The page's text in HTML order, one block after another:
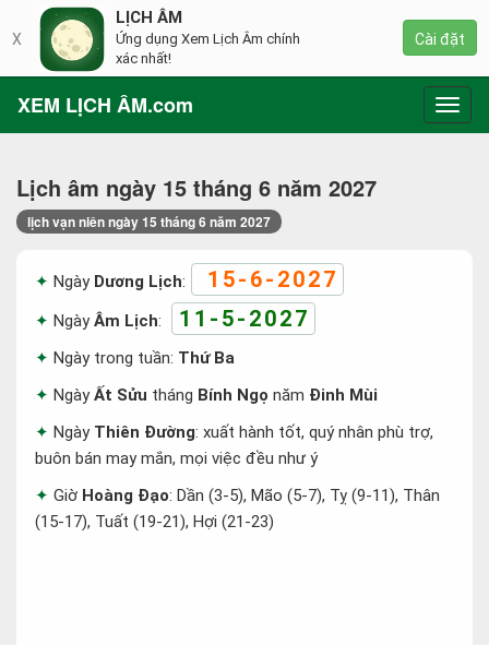
XEM LỊCH ÂM.com
Lịch âm ngày 15 tháng 6 năm 2027
lịch vạn niên ngày 15 tháng 6 năm 2027
Ngày Dương Lịch: 15-6-2027
NgàyÂm Lịch: 11-5-2027
Ngày trong tuần: Thứ Ba
NgàyẤt Sửu tháng Bính Ngọ năm Đinh Mùi
Ngày Thiên Đường: xuất hành tốt, quý nhân phù trợ,
buôn bán may mắn, mọi việc đều như ý
Giờ Hoàng Đạo: Dần (3-5), Mão (5-7), Tỵ (9-11), Thân
(15-17), Tuất (19-21), Hợi (21-23)
X
LỊCH ÂM
Ứng dụng Xem Lịch Âm chính
xác nhất!
Cài đặt